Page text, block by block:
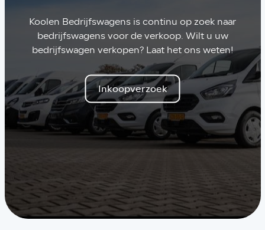
Koolen Bedrijfswagens is continu op zoek naar
bedrijfswagens voor de verkoop. Wilt u uw
bedrijfswagen verkopen? Laat het ons weten!
Inkoopverzoek